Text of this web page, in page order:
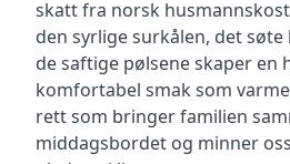
skatt fra norsk
den syrlige surkålen, det
de saftige pølsene skaper en
komfortabel smak som
rett som bringer familien
middagsbordet og minner